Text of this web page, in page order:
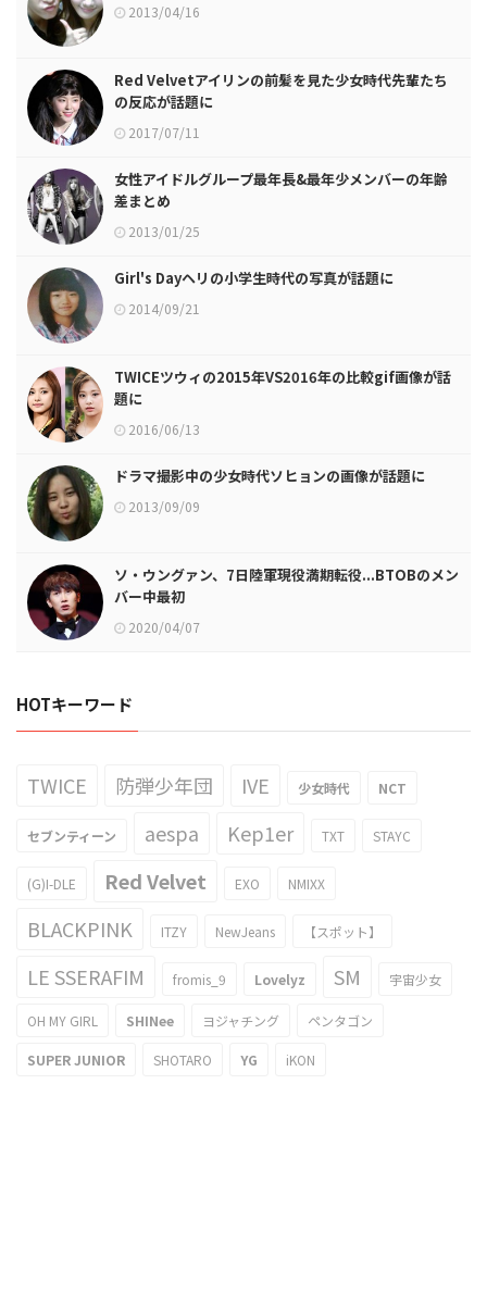
2013/04/16
Red Velvetアイリンの前髪を見た少女時代先輩たち
の反応が話題に
2017/07/11
女性アイドルグループ最年長&最年少メンバーの年齢
差まとめ
2013/01/25
Girl's Dayヘリの小学生時代の写真が話題に
2014/09/21
TWICEツウィの2015年VS2016年の比較gif画像が話
題に
2016/06/13
ドラマ撮影中の少女時代ソヒョンの画像が話題に
2013/09/09
ソ・ウングァン、7日陸軍現役満期転役...BTOBのメン
バー中最初
2020/04/07
HOTキーワード
TWICE 防弾少年団 IVE 少女時代 NCT
セブンティーン aespa Kep1er TXT STAYC
(G)I-DLE Red Velvet EXO NMIXX
BLACKPINK ITZY NewJeans 【スポット】
LE SSERAFIM fromis_9 Lovelyz SM 宇宙少女
OH MY GIRL SHINee ヨジャチング ペンタゴン
SUPER JUNIOR SHOTARO YG iKON